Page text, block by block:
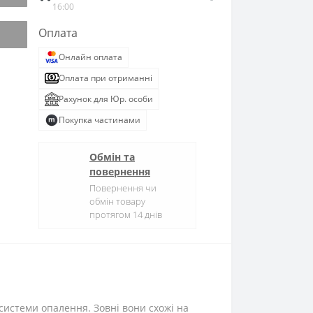
16:00
Оплата
Онлайн оплата
Оплата при отриманні
Рахунок для Юр. особи
Покупка частинами
Обмін та
повернення
Повернення чи
обмін товару
протягом 14 днів
опалення. Зовні вони схожі на